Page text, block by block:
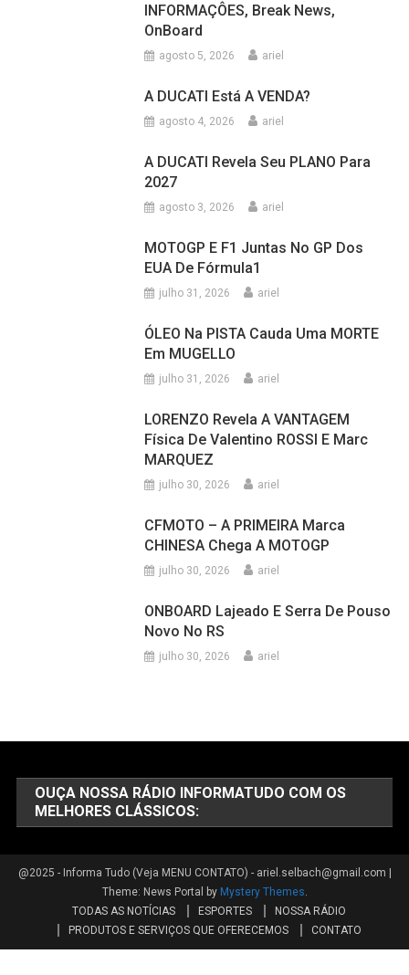
INFORMAÇÔES, Break News,
OnBoard
agosto 5, 2026 ariel
A DUCATI Está A VENDA?
agosto 4, 2026 ariel
A DUCATI Revela Seu PLANO Para
2027
agosto 3, 2026 ariel
MOTOGP E F1 Juntas No GP Dos
EUA De Fórmula1
julho 31, 2026 ariel
ÓLEO Na PISTA Cauda Uma MORTE
Em MUGELLO
julho 31, 2026 ariel
LORENZO Revela A VANTAGEM
Física De Valentino ROSSI E Marc
MARQUEZ
julho 30, 2026 ariel
CFMOTO – A PRIMEIRA Marca
CHINESA Chega A MOTOGP
julho 30, 2026 ariel
ONBOARD Lajeado E Serra De Pouso
Novo No RS
julho 30, 2026 ariel
OUÇA NOSSA RÁDIO INFORMATUDO COM OS
MELHORES CLÁSSICOS:
@2025 - Informa Tudo (Veja MENU CONTATO) - ariel.selbach@gmail.com
Theme: News Portal by Mystery Themes.
TODAS AS NOTÍCIAS
ESPORTES
NOSSA RÁDIO
PRODUTOS E SERVIÇOS QUE OFERECEMOS
CONTATO